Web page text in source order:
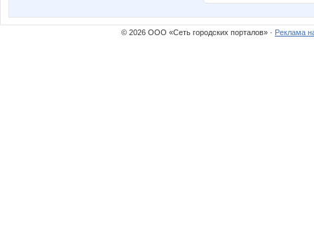
© 2026 ООО «Сеть городских порталов» · Реклама